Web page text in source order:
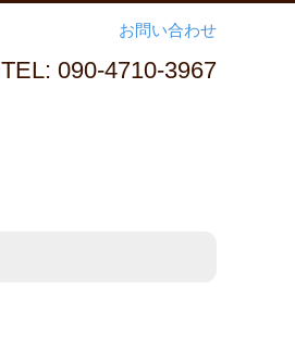
お問い合わせ
TEL: 090-4710-3967